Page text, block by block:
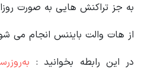
به جز تراکنش هایی به صورت
از هات والت بایننس انجام می
در این رابطه بخوانید‌ :